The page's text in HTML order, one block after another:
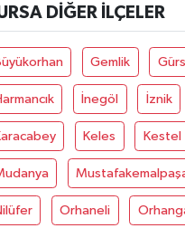
DIĞER İLÇELER
Gemlik
İnegöl İznik
Keles Kestel
Orhaneli